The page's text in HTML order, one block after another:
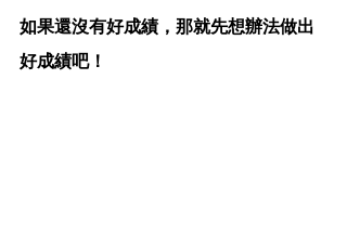
如果還沒有好成績，那就先想辦法做出
好成績吧！